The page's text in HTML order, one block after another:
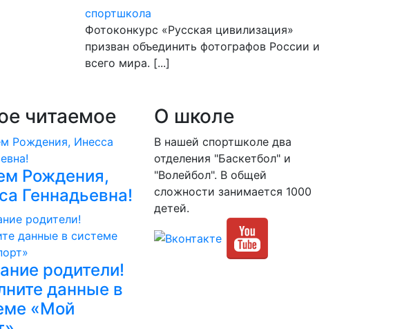
спортшкола
Фотоконкурс «Русская цивилизация»
призван объединить фотографов России и
всего мира. [...]
читаемое
Рождения,
Геннадьевна!
родители!
данные в
«Мой
О школе
В нашей спортшколе два
отделения "Баскетбол" и
"Волейбол". В общей
сложности занимается 1000
детей.